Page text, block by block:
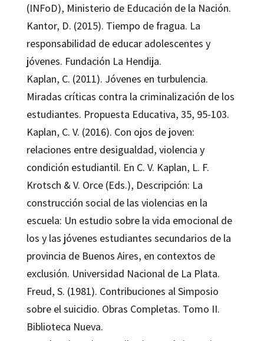
(INFoD), Ministerio de Educación de la Nación.
Kantor, D. (2015). Tiempo de fragua. La
responsabilidad de educar adolescentes y
jóvenes. Fundación La Hendija.
Kaplan, C. (2011). Jóvenes en turbulencia.
Miradas críticas contra la criminalización de los
estudiantes. Propuesta Educativa, 35, 95-103.
Kaplan, C. V. (2016). Con ojos de joven:
relaciones entre desigualdad, violencia y
condición estudiantil. En C. V. Kaplan, L. F.
Krotsch & V. Orce (Eds.), Descripción: La
construcción social de las violencias en la
escuela: Un estudio sobre la vida emocional de
los y las jóvenes estudiantes secundarios de la
provincia de Buenos Aires, en contextos de
exclusión. Universidad Nacional de La Plata.
Freud, S. (1981). Contribuciones al Simposio
sobre el suicidio. Obras Completas. Tomo II.
Biblioteca Nueva.